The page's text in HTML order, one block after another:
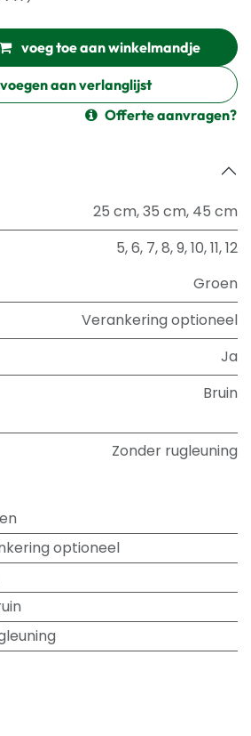
voeg toe aan winkelmandje
aan verlanglijst
Offerte aanvragen?
25 cm,35 cm, 45 cm
5,6, 7,8,9,10,11,12
Groen
Verankering optioneel
Ja
Bruin
Zonder rugleuning
optioneel